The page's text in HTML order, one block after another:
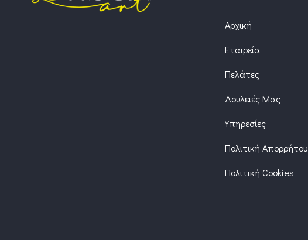
Αρχική
Εταιρεία
Πελάτες
Δουλειές Μας
Υπηρεσίες
Πολιτική Απορρήτου
Πολιτική Cookies